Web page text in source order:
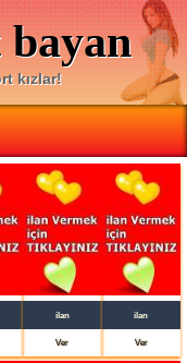
kızlar!
ilan
Ver
ilan
Ver